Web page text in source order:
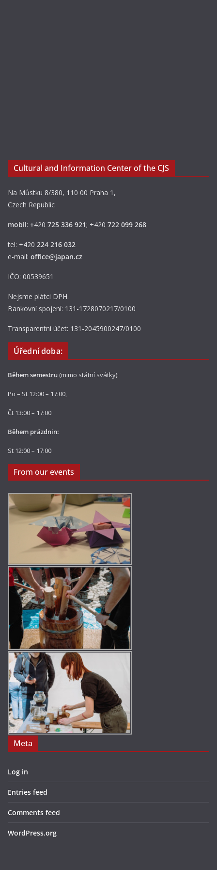
Cultural and Information Center of the CJS
Na Můstku 8/380, 110 00 Praha 1,
Czech Republic
mobil: +420 725 336 921; +420 722 099 268
tel: +420 224 216 032
e-mail: office@japan.cz
IČO: 00539651
Nejsme plátci DPH.
Bankovní spojení: 131-1728070217/0100
Transparentní účet: 131-2045900247/0100
Úřední doba:
Během semestru (mimo státní svátky):
Po – St 12:00 – 17:00,
Čt 13:00 – 17:00
Během prázdnin:
St 12:00 – 17:00
From our events
Meta
Log in
Entries feed
Comments feed
WordPress.org